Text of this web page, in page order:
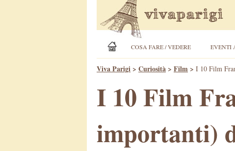
COSA FARE / VEDERE EVENTI
Viva Parigi > Curiosità > Film > I 10 Film
I 10 Film
importanti)